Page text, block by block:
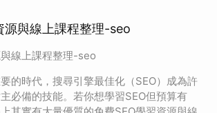
源與線上課程整理-seo
線上課程整理-seo
的時代，搜尋引擎最佳化（SEO）成為許
必備的技能。若你想學習SEO但預算有